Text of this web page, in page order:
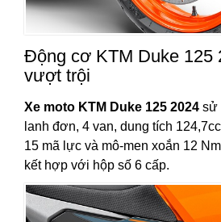
Động cơ KTM Duke 125
vượt trội
Xe moto KTM Duke 125 2024 sử
lanh đơn, 4 van, dung tích
15 mã lực và mô-men xoắn 12
kết hợp với hộp số 6 cấp.